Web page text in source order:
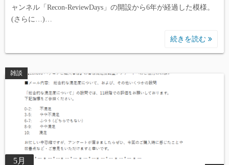
ャンネル「Recon-ReviewDays」の開設から6年が経過した模様。
(さらに…)…
続きを読む
雑談
5月